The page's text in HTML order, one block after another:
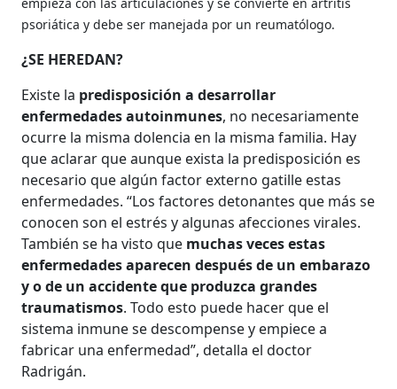
psoriática y debe ser manejada por un reumatólogo.
¿SE HEREDAN?
Existe la predisposición a desarrollar
enfermedades autoinmunes, no necesariamente
ocurre la misma dolencia en la misma familia. Hay
que aclarar que aunque exista la predisposición es
necesario que algún factor externo gatille estas
enfermedades. “Los factores detonantes que más se
conocen son el estrés y algunas afecciones virales.
También se ha visto que muchas veces estas
enfermedades aparecen después de un embarazo
y o de un accidente que produzca grandes
traumatismos. Todo esto puede hacer que el
sistema inmune se descompense y empiece a
fabricar una enfermedad”, detalla el doctor
Radrigán.